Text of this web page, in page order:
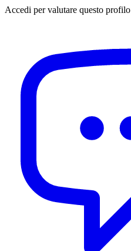
Accedi per valutare questo profilo